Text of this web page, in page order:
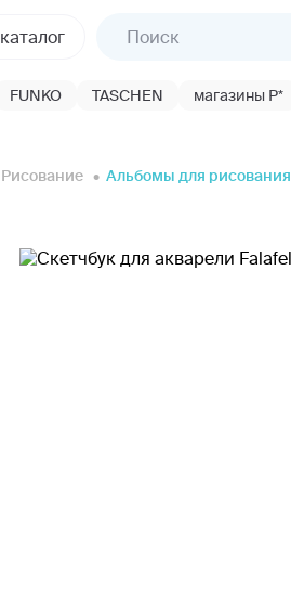
каталог
FUNKO TASCHEN магазины Р*
Рисование Альбомы для рисования